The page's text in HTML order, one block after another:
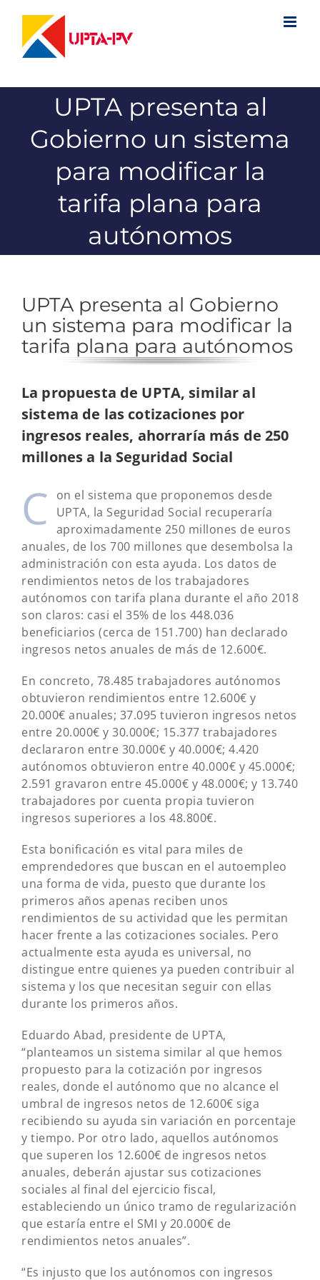
contenido
UPTA presenta al
Gobierno un sistema
para modificar la
tarifa plana para
autónomos
UPTA presenta al Gobierno
un sistema para modificar la
tarifa plana para autónomos
La propuesta de UPTA, similar al
sistema de las cotizaciones por
ingresos reales, ahorraría más de 250
millones a la Seguridad Social
C
on el sistema que proponemos desde
UPTA, la Seguridad Social recuperaría
aproximadamente 250 millones de euros
anuales, de los 700 millones que desembolsa la
administración con esta ayuda. Los datos de
rendimientos netos de los trabajadores
autónomos con tarifa plana durante el año 2018
son claros: casi el 35% de los 448.036
beneficiarios (cerca de 151.700) han declarado
ingresos netos anuales de más de 12.600€.
En concreto, 78.485 trabajadores autónomos
obtuvieron rendimientos entre 12.600€ y
20.000€ anuales; 37.095 tuvieron ingresos netos
entre 20.000€ y 30.000€; 15.377 trabajadores
declararon entre 30.000€ y 40.000€; 4.420
autónomos obtuvieron entre 40.000€ y 45.000€;
2.591 gravaron entre 45.000€ y 48.000€; y 13.740
trabajadores por cuenta propia tuvieron
ingresos superiores a los 48.800€.
Esta bonificación es vital para miles de
emprendedores que buscan en el autoempleo
una forma de vida, puesto que durante los
primeros años apenas reciben unos
rendimientos de su actividad que les permitan
hacer frente a las cotizaciones sociales. Pero
actualmente esta ayuda es universal, no
distingue entre quienes ya pueden contribuir al
sistema y los que necesitan seguir con ellas
durante los primeros años.
Eduardo Abad, presidente de UPTA,
“planteamos un sistema similar al que hemos
propuesto para la cotización por ingresos
reales, donde el autónomo que no alcance el
umbral de ingresos netos de 12.600€ siga
recibiendo su ayuda sin variación en porcentaje
y tiempo. Por otro lado, aquellos autónomos
que superen los 12.600€ de ingresos netos
anuales, deberán ajustar sus cotizaciones
sociales al final del ejercicio fiscal,
estableciendo un único tramo de regularización
que estaría entre el SMI y 20.000€ de
rendimientos netos anuales”.
“Es injusto que los autónomos con ingresos